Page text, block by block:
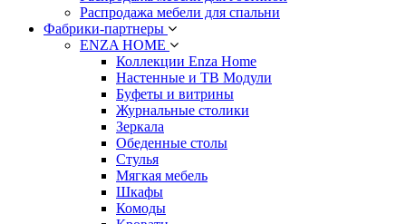
Распродажа мебели для спальни
Фабрики-партнеры
ENZA HOME
Коллекции Enza Home
Настенные и ТВ Модули
Буфеты и витрины
Журнальные столики
Зеркала
Обеденные столы
Стулья
Мягкая мебель
Шкафы
Комоды